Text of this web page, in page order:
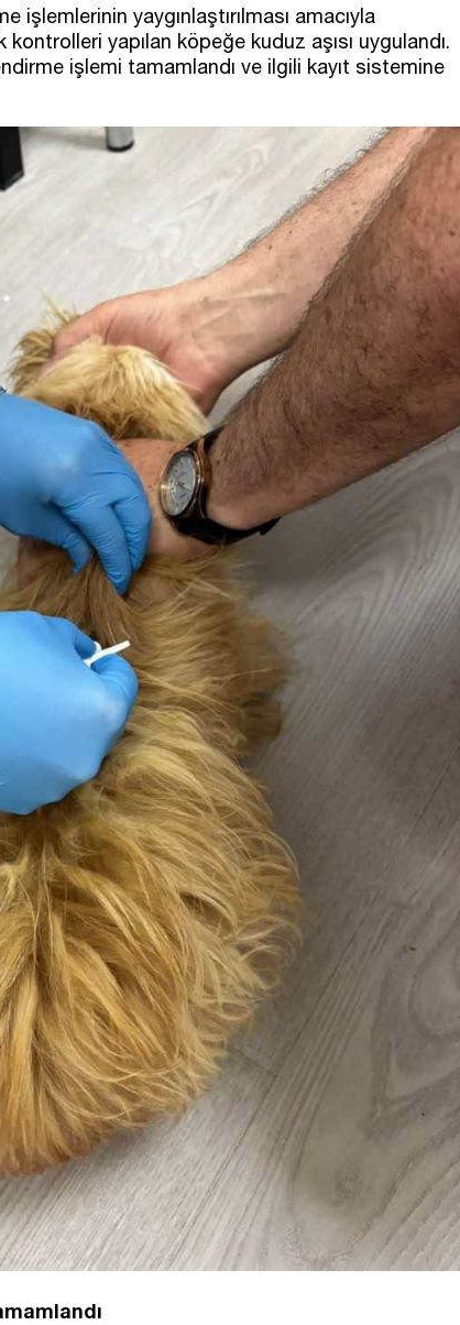
işlemlerinin yaygınlaştırılması amacıyla
yapılan köpeğe kuduz aşısı uygulandı.
işlemi tamamlandı ve ilgili kayıt sistemine